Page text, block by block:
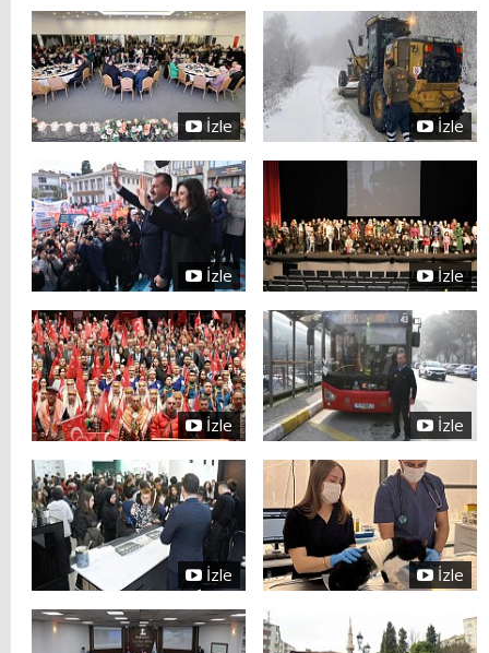
İzle İzle
İzle İzle
İzle İzle
İzle İzle